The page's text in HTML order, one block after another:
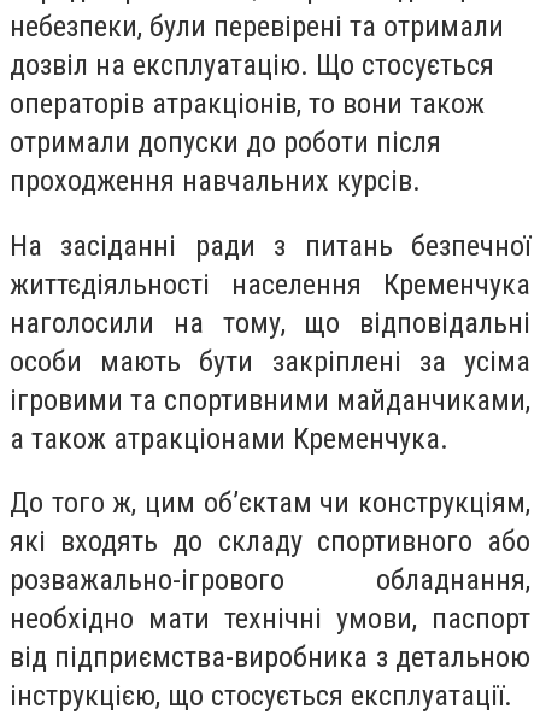
небезпеки, були перевірені та отримали
дозвіл на експлуатацію. Що стосується
операторів атракціонів, то вони також
отримали допуски до роботи після
проходження навчальних курсів.
На засіданні ради з питань безпечної
життєдіяльності населення Кременчука
наголосили на тому, що відповідальні
особи мають бути закріплені за усіма
ігровими та спортивними майданчиками,
а також атракціонами Кременчука.
До того ж, цим об’єктам чи конструкціям,
які входять до складу спортивного або
розважально-ігрового обладнання,
необхідно мати технічні умови, паспорт
від підприємства-виробника з детальною
інструкцією, що стосується експлуатації.